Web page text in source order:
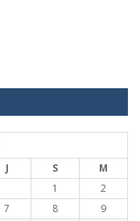
J S
M
1
2
7 8
9